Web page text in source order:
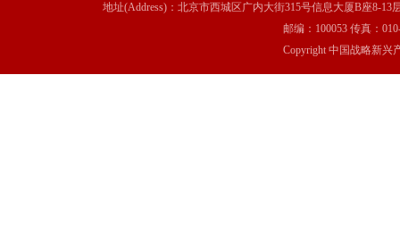
地址(Address)：北京市西城区广内大街315号信息大厦B座8-13
邮编：100053 传真：
Copyright 中国战略新兴